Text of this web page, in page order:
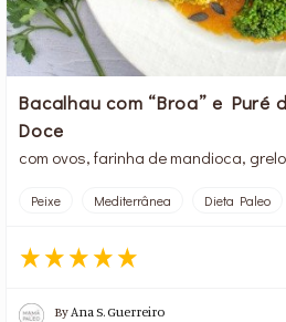
Bacalhau com “Broa” e
Doce
com ovos, farinha de mandioca,
Peixe Mediterrânea Dieta Paleo
ByAna S. Guerreiro